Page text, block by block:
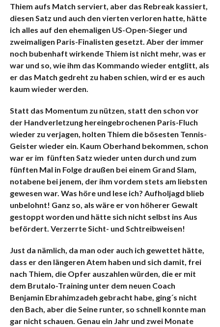
Thiem aufs Match serviert, aber das Rebreak kassiert,
diesen Satz und auch den vierten verloren hatte, hätte
ich alles auf den ehemaligen US-Open-Sieger und
zweimaligen Paris-Finalisten gesetzt. Aber der immer
noch bubenhaft wirkende Thiem ist nicht mehr, was er
war und so, wie ihm das Kommando wieder entglitt, als
er das Match gedreht zu haben schien, wird er es auch
kaum wieder werden.
Statt das Momentum zu nützen, statt den schon vor
der Handverletzung hereingebrochenen Paris-Fluch
wieder zu verjagen, holten Thiem die bösesten Tennis-
Geister wieder ein. Kaum Oberhand bekommen, schon
war er im fünften Satz wieder unten durch und zum
fünften Mal in Folge draußen bei einem Grand Slam,
notabene bei jenem, der ihm vordem stets am liebsten
gewesen war. Was höre und lese ich? Aufholjagd blieb
unbelohnt! Ganz so, als wäre er von höherer Gewalt
gestoppt worden und hätte sich nicht selbst ins Aus
befördert. Verzerrte Sicht- und Schtreibweisen!
Just da nämlich, da man oder auch ich gewettet hätte,
dass er den längeren Atem haben und sich damit, frei
nach Thiem, die Opfer auszahlen würden, die er mit
dem Brutalo-Training unter dem neuen Coach
Benjamin Ebrahimzadeh gebracht habe, ging´s nicht
den Bach, aber die Seine runter, so schnell konnte man
gar nicht schauen. Genau ein Jahr und zwei Monate